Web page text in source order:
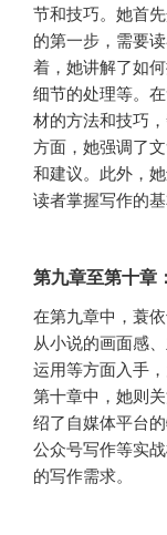
节和技巧。她首
的第一步，需要
着，她讲解了如
细节的处理等。
材的方法和技巧
方面，她强调了
和建议。此外，
读者掌握写作的
第九章至第十章
在第九章中，蓑
从小说的画面感
运用等方面入手
第十章中，她则
绍了自媒体平台
公众号写作等实
的写作需求。